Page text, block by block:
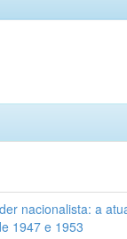
nacionalista: a
1947 e 1953